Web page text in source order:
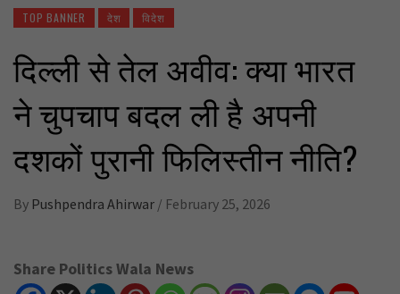
TOP BANNER देश विदेश
दिल्ली से तेल अवीव: क्या भारत
ने चुपचाप बदल ली है अपनी
दशकों पुरानी फिलिस्तीन नीति?
By Pushpendra Ahirwar / February 25, 2026
Share Politics Wala News